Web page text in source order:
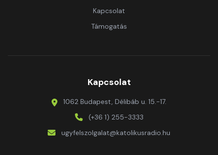
Kapcsolat
Támogatás
Kapcsolat
1062 Budapest, Délibáb u. 15.-17.
(+36 1) 255-3333
ugyfelszolgalat@katolikusradio.hu